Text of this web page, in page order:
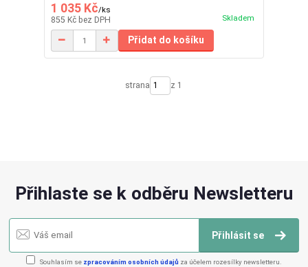
1 035 Kč/ks
855 Kč bez DPH Skladem
Přidat do košíku
strana z 1
Přihlaste se k odběru Newsletteru
Přihlásit se
Souhlasím se zpracováním osobních údajů za účelem rozesílky newsletteru.